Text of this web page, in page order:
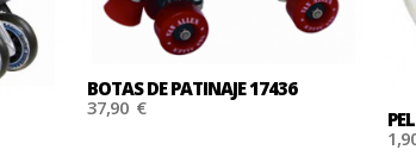
BOTAS DE PATINAJE 17436
37,90 €